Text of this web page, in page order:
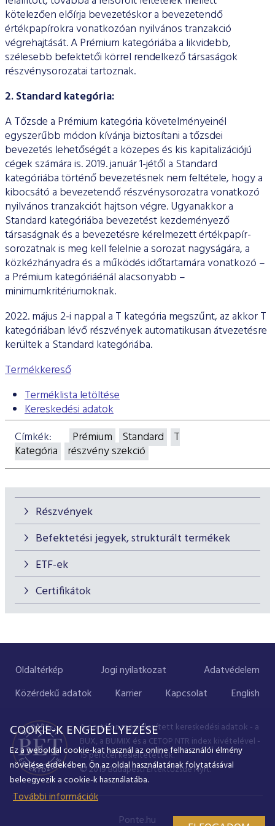
ESG Útmutató
Részvények
Befektetési jegyek, strukturált termékek
ETF-ek
Certifikátok
kötelezően előírja bevezetéskor a bevezetendő
értékpapírokra vonatkozóan nyilvános tranzakció
végrehajtását. A Prémium kategóriába a likvidebb,
szélesebb befektetői körrel rendelkező társaságok
részvénysorozatai tartoznak.
2. Standard kategória:
A Tőzsde a Prémium kategória követelményeinél
egyszerűbb módon kívánja biztosítani a tőzsdei
bevezetés lehetőségét a közepes és kis kapitalizációjú
cégek számára is. 2019. január 1-jétől a Standard
kategóriába történő bevezetésnek nem feltétele, hogy a
kibocsátó a bevezetendő részvénysorozatra vonatkozó
nyilvános tranzakciót hajtson végre. Ugyanakkor a
Standard kategóriába bevezetést kezdeményező
társaságnak és a bevezetésre kérelmezett értékpapír-
sorozatnak is meg kell felelnie a sorozat nagyságára, a
közkézhányadra és a működés időtartamára vonatkozó –
a Prémium kategóriáénál alacsonyabb –
minimumkritériumoknak.
2022. május 2-i nappal a T kategória megszűnt, az akkor T
kategóriában lévő részvények automatikusan átvezetésre
kerültek a Standard kategóriába.
Termékkereső
Terméklista letöltése
Kereskedési adatok
Címkék:
Prémium Standard T
Kategória részvény szekció
Oldaltérkép Jogi nyilatkozat
Adatvédelem
Közérdekű adatok
Karrier Kapcsolat English
A portálon megjelenített kereskedési adatok - a
BUX, a BUMIX és a CETOP NTR index kivételével -
15 perccel késleltetettek.
© 2019 Budapesti Értéktőzsde Nyrt.
Ponte.hu
COOKIE-K ENGEDÉLYEZÉSE
Ez a weboldal cookie-kat használ az online felhasználói élmény
növelése érdekében. Ön az oldal használatának folytatásával
beleegyezik a cookie-k használatába.
További információk